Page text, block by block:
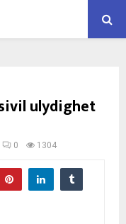
ulydighet
0 1304